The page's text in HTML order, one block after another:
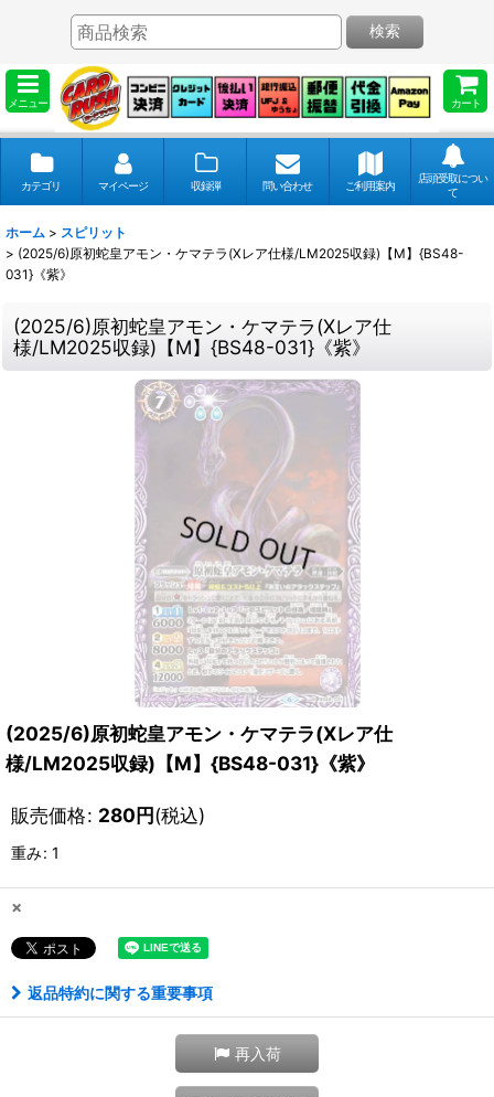
メニュー カート
検索
カテゴリ マイページ 収録弾 問い合わせ ご利用案内
店頭受取につい
て
ホーム > スピリット
> (2025/6)原初蛇皇アモン・ケマテラ(Xレア仕様/LM2025収録)【M】{BS48-
031}《紫》
(2025/6)原初蛇皇アモン・ケマテラ(Xレア仕
様/LM2025収録)【M】{BS48-031}《紫》
(2025/6)原初蛇皇アモン・ケマテラ(Xレア仕
様/LM2025収録)【M】{BS48-031}《紫》
販売価格: 280円(税込)
重み: 1
×
返品特約に関する重要事項
再入荷